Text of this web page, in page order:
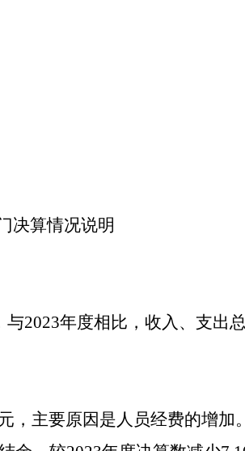
决算情况说明
与2023年度相比，收入、支出
，主要原因是人员经费的增加。